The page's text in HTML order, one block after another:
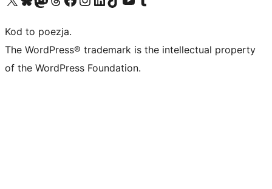
Kod to poezja.
The WordPress® trademark is the intellectual property
of the WordPress Foundation.